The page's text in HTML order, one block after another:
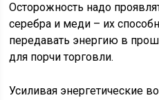
Осторожность надо
серебра и меди – их
передавать энергию в
для порчи торговли.
Усиливая энергетические